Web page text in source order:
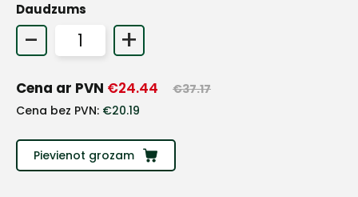
Daudzums
- +
Cena ar PVN €24.44 €37.17
Cena bez PVN: €20.19
Pievienot grozam
Sazinies
+